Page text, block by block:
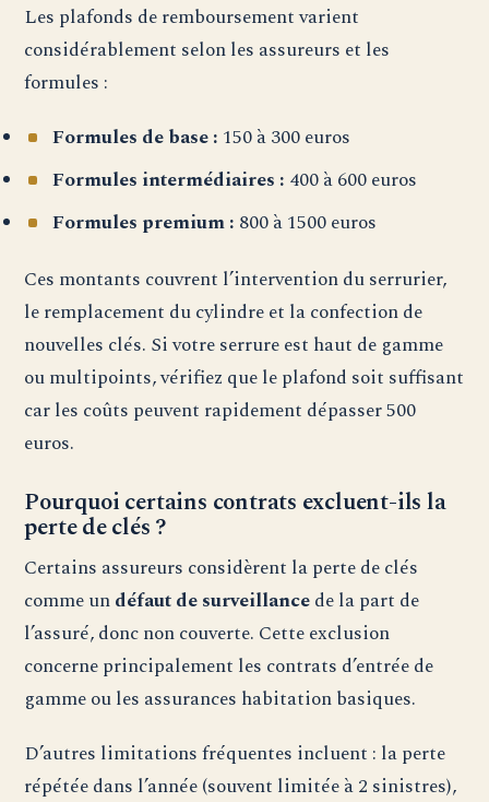
Les plafonds de remboursement varient
considérablement selon les assureurs et les
formules :
Formules de base : 150 à 300 euros
Formules intermédiaires : 400 à 600 euros
Formules premium : 800 à 1500 euros
Ces montants couvrent l’intervention du serrurier,
le remplacement du cylindre et la confection de
nouvelles clés. Si votre serrure est haut de gamme
ou multipoints, vérifiez que le plafond soit suffisant
car les coûts peuvent rapidement dépasser 500
euros.
Pourquoi certains contrats excluent-ils la
perte de clés ?
Certains assureurs considèrent la perte de clés
comme undéfaut de surveillancede la part de
l’assuré, donc non couverte. Cette exclusion
concerne principalement les contrats d’entrée de
gamme ou les assurances habitation basiques.
D’autres limitations fréquentes incluent : la perte
répétée dans l’année (souvent limitée à 2 sinistres),